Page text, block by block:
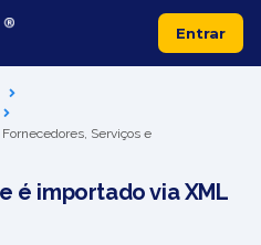
Entrar
Serviços e
é importado via XML